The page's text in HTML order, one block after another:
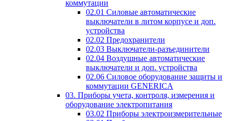
коммутации
02.01 Силовые автоматические
выключатели в литом корпусе и доп.
устройства
02.02 Предохранители
02.03 Выключатели-разъединители
02.04 Воздушные автоматические
выключатели и доп. устройства
02.06 Силовое оборудование защиты и
коммутации GENERICA
03. Приборы учета, контроля, измерения и
оборудование электропитания
03.02 Приборы электроизмерительные